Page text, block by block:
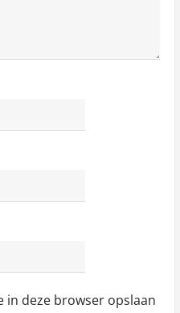
in deze browser opslaan